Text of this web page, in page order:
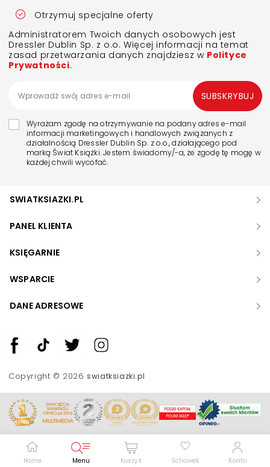
Home Menu Koszyk Schowek Konto
Otrzymuj specjalne oferty
Administratorem Twoich danych osobowych jest
Dressler Dublin Sp. z o.o. Więcej informacji na temat
zasad przetwarzania danych znajdziesz w Polityce
Prywatności.
Wyrażam zgodę na otrzymywanie na podany adres e-mail
informacji marketingowych i handlowych związanych z
działalnością Dressler Dublin Sp. z o.o., działającego pod
marką Świat Książki. Jestem świadomy/-a, że zgodę tę mogę w
każdej chwili wycofać.
SUBSKRYBUJ
SWIATKSIAZKI.PL
PANEL KLIENTA
KSIĘGARNIE
WSPARCIE
DANE ADRESOWE
Copyright © 2026swiatksiazki.pl
Zwiększ rozmiar czcionki
Skala szarości
Podkreślenie linków